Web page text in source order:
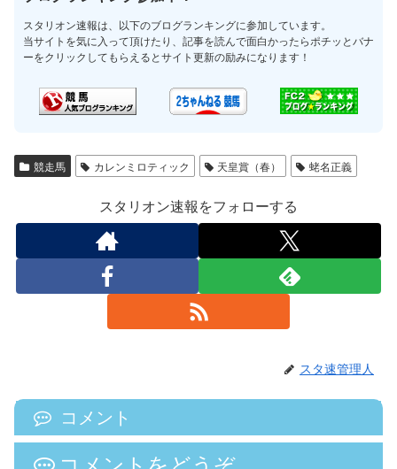
スタリオン速報は、以下のブログランキングに参加しています。
当サイトを気に入って頂けたり、記事を読んで面白かったらポチッとバナ
ーをクリックしてもらえるとサイト更新の励みになります！
競走馬 カレンミロティック 天皇賞（春） 蛯名正義
スタリオン速報をフォローする
スタ速管理人
コメント